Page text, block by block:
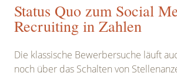
Status Quo zum Social
Recruiting in Zahlen
Die klassische Bewerbersuche läuft
noch über das Schalten von